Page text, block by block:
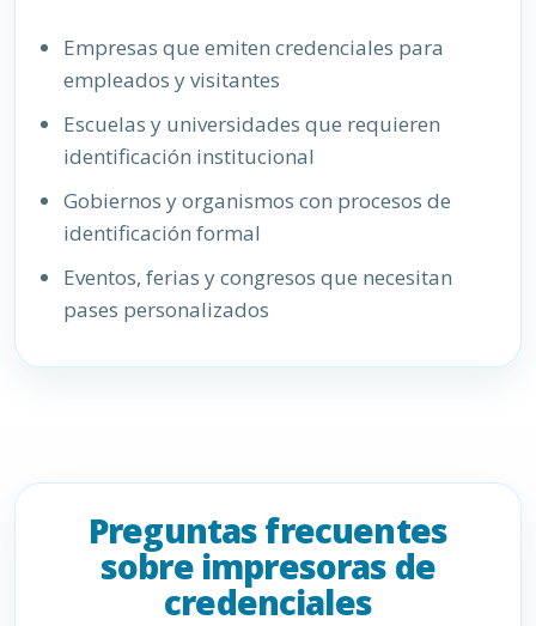
Empresas que emiten credenciales para
empleados y visitantes
Escuelas y universidades que requieren
identificación institucional
Gobiernos y organismos con procesos de
identificación formal
Eventos, ferias y congresos que necesitan
pases personalizados
Preguntas frecuentes
sobre impresoras de
credenciales